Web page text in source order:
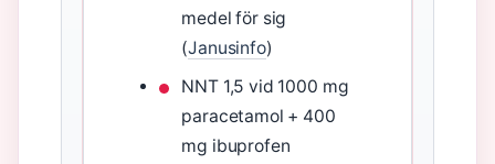
medel för sig
(Janusinfo)
NNT 1,5 vid 1000 mg
paracetamol + 400
mg ibuprofen